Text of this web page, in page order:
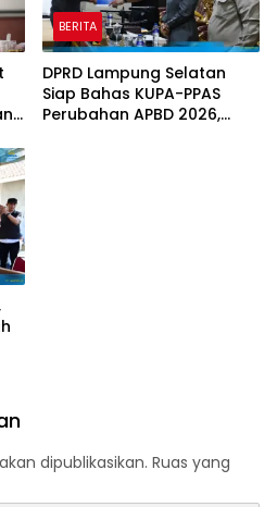
BERITA
DPRD Lampung Selatan
Siap Bahas KUPA-PPAS
Perubahan APBD 2026,
dipublikasikan. Ruas yang